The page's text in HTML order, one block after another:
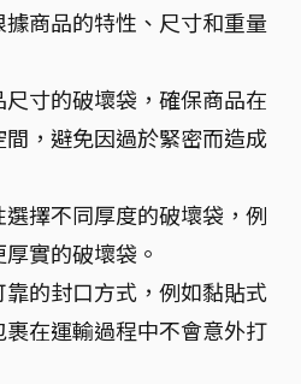
商品的特性、尺寸和重量
寸的破壞袋，確保商品在
，避免因過於緊密而造成
擇不同厚度的破壞袋，例
實的破壞袋。
的封口方式，例如黏貼式
在運輸過程中不會意外打